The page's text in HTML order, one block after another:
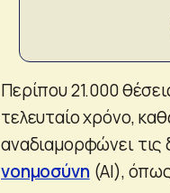
Περίπου 21.000
τελευταίο χρόνο,
αναδιαμορφώνει
νοημοσύνη(AI), όπως